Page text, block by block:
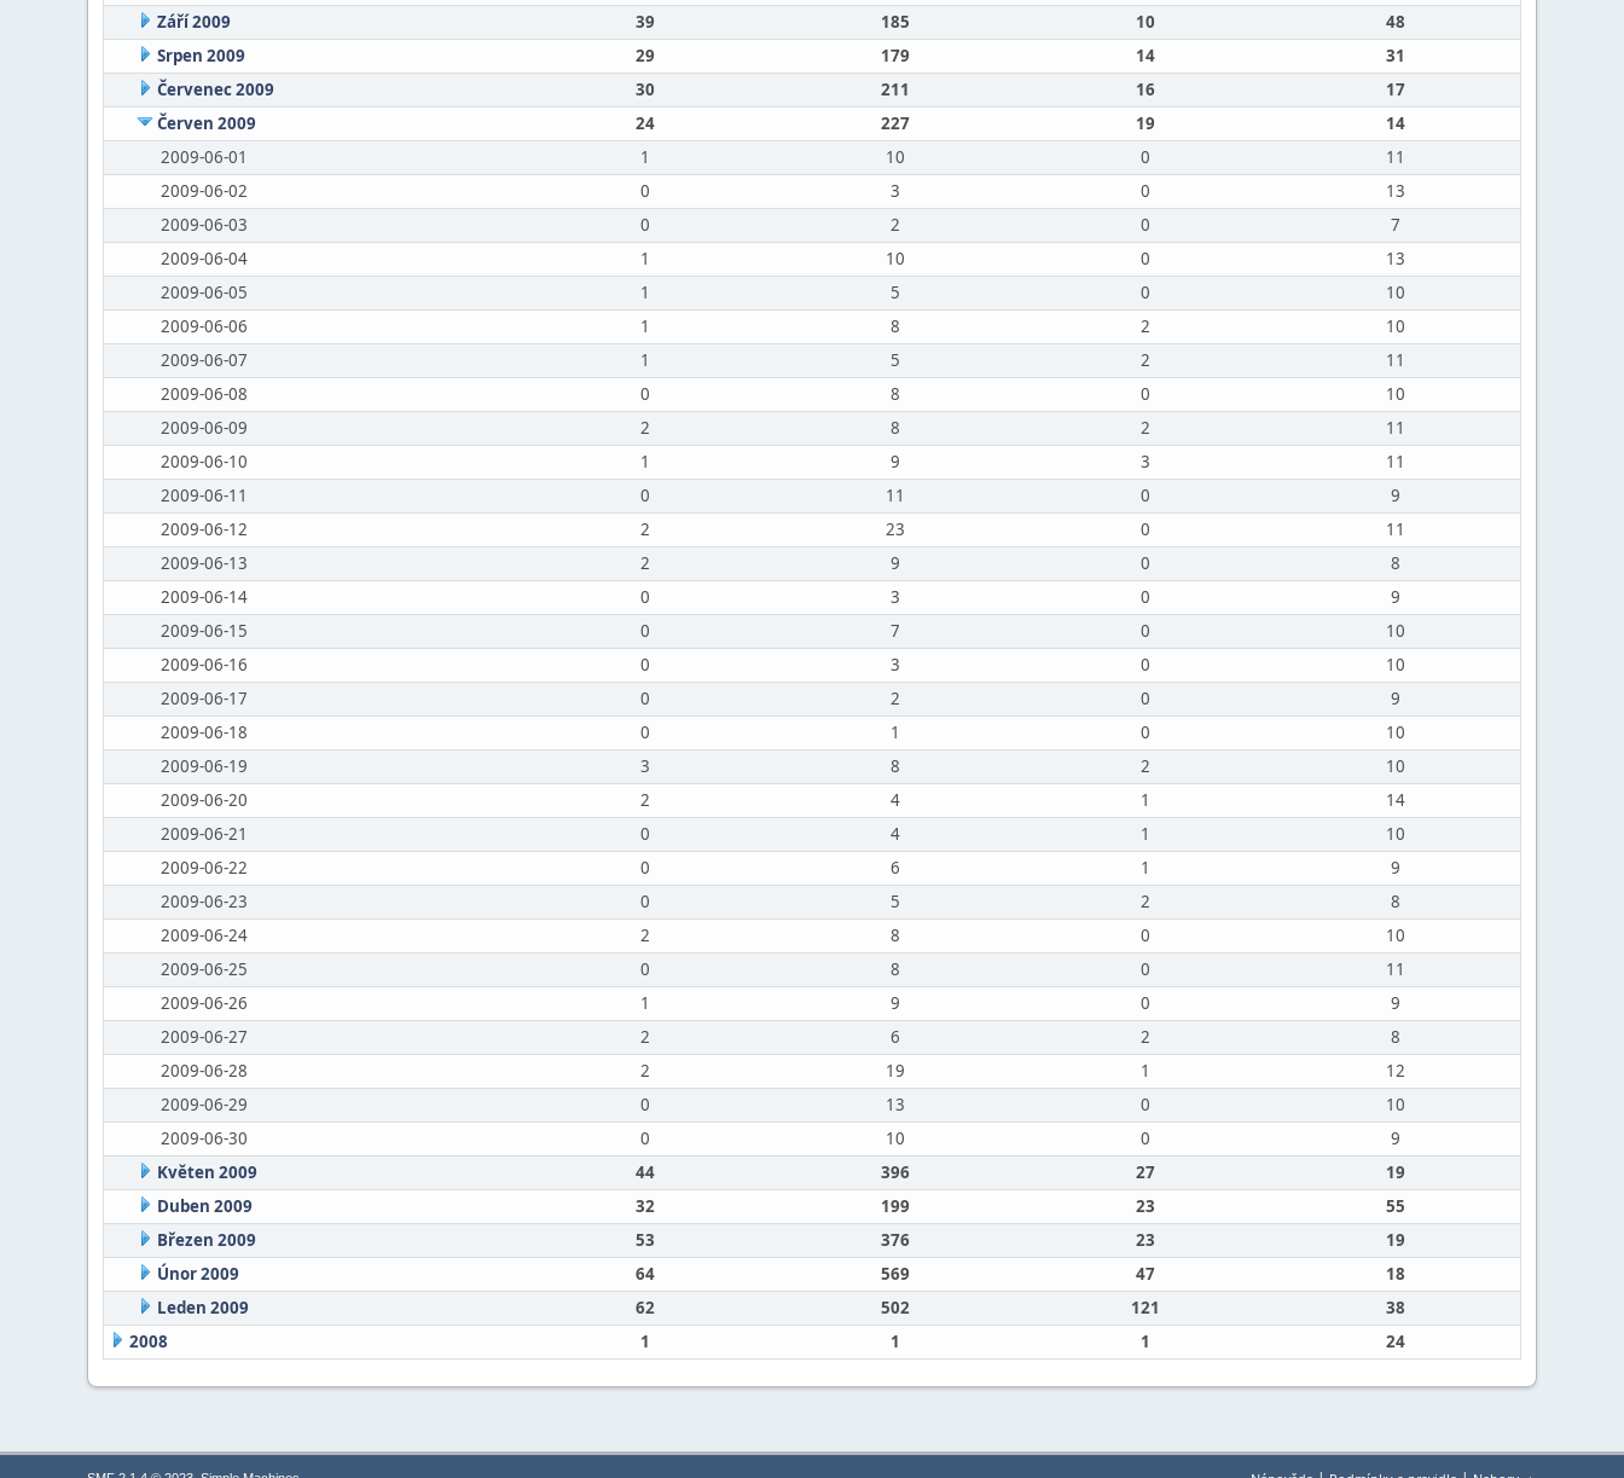
Září 2009
39 185 10
48
Srpen 2009
29 179 14
31
Červenec 2009
30 211 16
17
Červen 2009
24 227 19
14
2009-06-01
1 10 0
11
2009-06-02
0 3 0
13
2009-06-03
0 2 0
7
2009-06-04
1 10 0
13
2009-06-05
1 5 0
10
2009-06-06
1 8 2
10
2009-06-07
1 5 2
11
2009-06-08
0 8 0
10
2009-06-09
2 8 2
11
2009-06-10
1 9 3
11
2009-06-11
0 11 0
9
2009-06-12
2 23 0
11
2009-06-13
2 9 0
8
2009-06-14
0 3 0
9
2009-06-15
0 7 0
10
2009-06-16
0 3 0
10
2009-06-17
0 2 0
9
2009-06-18
0 1 0
10
2009-06-19
3 8 2
10
2009-06-20
2 4 1
14
2009-06-21
0 4 1
10
2009-06-22
0 6 1
9
2009-06-23
0 5 2
8
2009-06-24
2 8 0
10
2009-06-25
0 8 0
11
2009-06-26
1 9 0
9
2009-06-27
2 6 2
8
2009-06-28
2 19 1
12
2009-06-29
0 13 0
10
2009-06-30
0 10 0
9
Květen 2009
44 396 27
19
Duben 2009
32 199 23
55
Březen 2009
53 376 23
19
Únor 2009
64 569 47
18
Leden 2009
62 502 121
38
2008
1 1 1 24